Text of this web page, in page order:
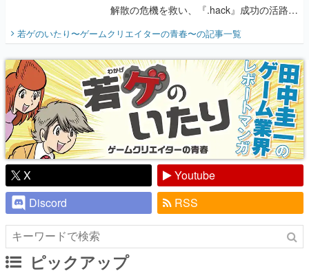
り】
X
Youtube
Discord
RSS
ピックアップ
電ファミのいま読まれている記事ランキング
アプリセール情報